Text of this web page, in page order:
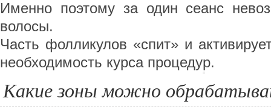
Именно поэтому за один сеанс
волосы.
Часть фолликулов «спит» и
необходимость курса процедур.
Какие зоны можно